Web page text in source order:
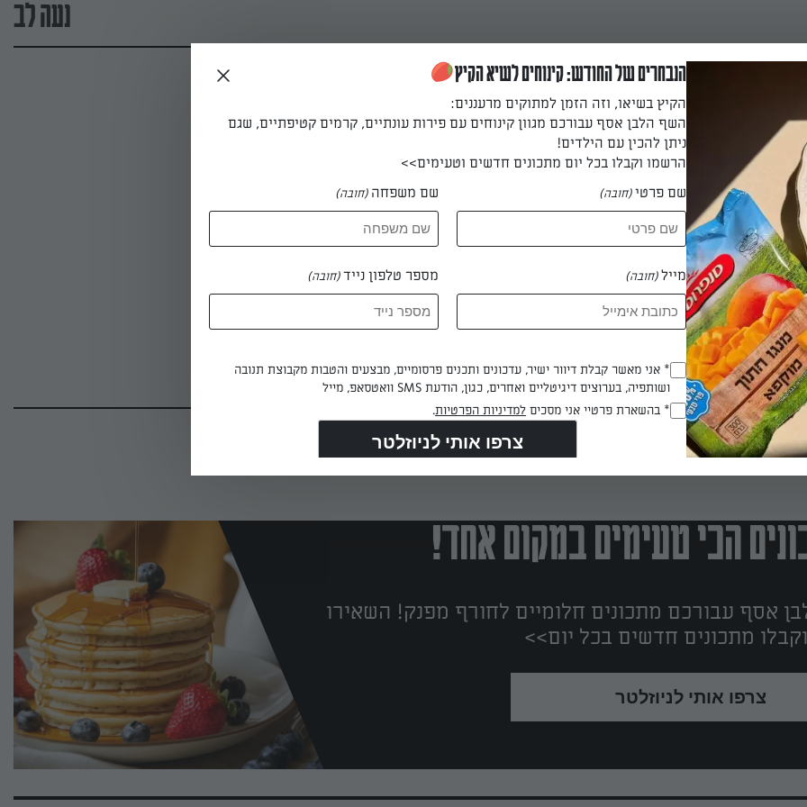
נעה לב
להכנה
נעה לב
הכי טעימים במקום אחד!
אסף עבורכם מתכונים חלומיים לחורף מפנק! השאירו
מתכונים חדשים בכל יום>>
צרפו אותי לניוזלטר
הנבחרים של החודש: קינוחים לשיא הקיץ
הקיץ בשיאו, וזה הזמן למתוקים מרעננים:
השף הלבן אסף עבורכם מגוון קינוחים עם פירות עונתיים, קרמים קטיפתיים, שגם
ניתן להכין עם הילדים!
הרשמו וקבלו בכל יום מתכונים חדשים וטעימים>>
שם פרטי(חובה) שם משפחה (חובה)
מייל(חובה) מספר טלפון נייד(חובה)
Opt_In
(חובה)
* אני מאשר קבלת דיוור ישיר, עדכונים ותכנים פרסומיים, מבצעים והטבות מקבוצת תנובה
ושותפיה, בערוצים דיגיטליים ואחרים, כגון, הודעת SMS וואטסאפ, מייל
RegulationsApproved
* בהשארת פרטיי אני מסכים למדיניות הפרטיות.